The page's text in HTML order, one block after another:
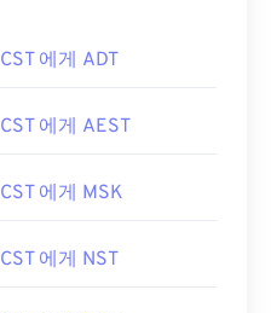
CST 에게 ADT
CST 에게 AEST
CST 에게 MSK
CST 에게 NST